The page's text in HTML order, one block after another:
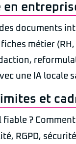
en
documents
fiches métier
une IA locale
et
fiable ?
RGPD,